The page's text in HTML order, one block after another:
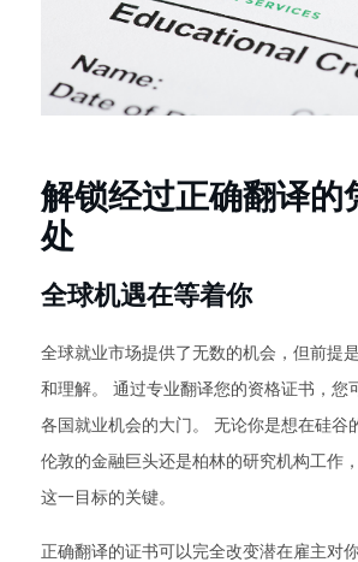
解锁经过正确翻译的
处
全球机遇在等着你
全球就业市场提供了无数的机会，但前提
和理解。 通过专业翻译您的资格证书，您
各国就业机会的大门。 无论你是想在硅谷
伦敦的金融巨头还是柏林的研究机构工作
这一目标的关键。
正确翻译的证书可以完全改变潜在雇主对